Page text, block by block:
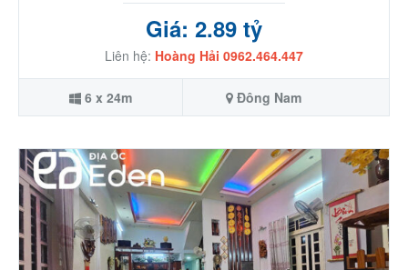
Giá: 2.89 tỷ
Liên hệ: Hoàng Hải 0962.464.447
6 x 24m Đông Nam